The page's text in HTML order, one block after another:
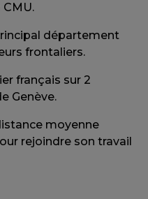
département
frontaliers.
français sur 2
Genève.
moyenne
rejoindre son travail